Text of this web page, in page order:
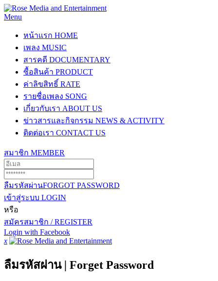
Menu
หน้าแรก HOME
เพลง MUSIC
สารคดี DOCUMENTARY
ซื้อสินค้า PRODUCT
ค่าลิขสิทธิ์ RATE
รายชื่อเพลง SONG
เกี่ยวกับเรา ABOUT US
ข่าวสารและกิจกรรม NEWS & ACTIVITY
ติดต่อเรา CONTACT US
สมาชิก MEMBER
ลืมรหัสผ่านFORGOT PASSWORD
เข้าสู่ระบบ LOGIN
หรือ
สมัครสมาชิก / REGISTER
Login with Facebook
x
ลืมรหัสผ่าน | Forget Password